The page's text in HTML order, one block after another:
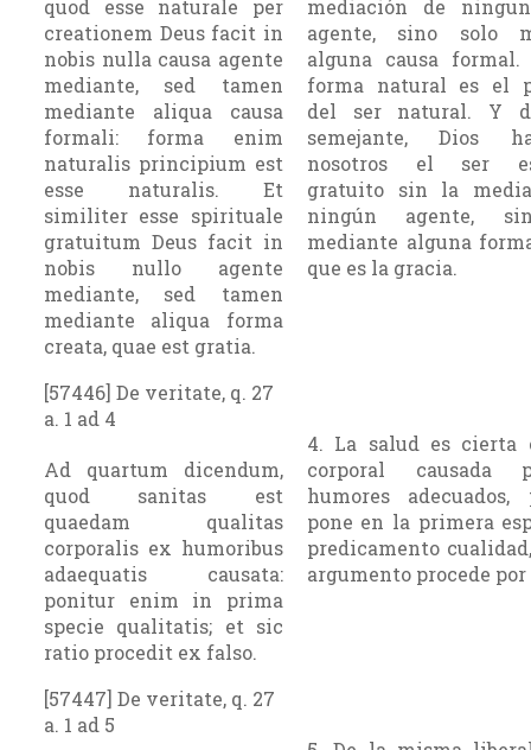
quod esse naturale per
creationem Deus facit in
nobis nulla causa agente
mediante, sed tamen
mediante aliqua causa
formali: forma enim
naturalis principium est
esse naturalis. Et
similiter esse spirituale
gratuitum Deus facit in
nobis nullo agente
mediante, sed tamen
mediante aliqua forma
creata, quae est gratia.
mediación de
agente, sino solo
alguna causa
forma natural es el
del ser natural. Y
semejante, Dios
nosotros el ser
gratuito sin la
ningún agente,
mediante alguna
que es la gracia.
[57446] De veritate, q. 27
a. 1 ad 4
Ad quartum dicendum,
quod sanitas est
quaedam qualitas
corporalis ex humoribus
adaequatis causata:
ponitur enim in prima
specie qualitatis; et sic
ratio procedit ex falso.
4. La salud es cierta
corporal causada
humores adecuados,
pone en la primera
predicamento
argumento procede
[57447] De veritate, q. 27
a. 1 ad 5